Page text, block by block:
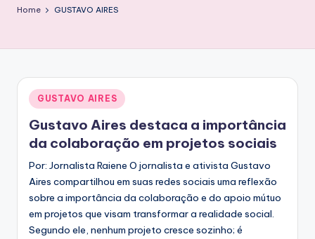
Home GUSTAVO AIRES
Posted
in
GUSTAVO AIRES
Gustavo Aires destaca a importância
da colaboração em projetos sociais
Por: Jornalista Raiene O jornalista e ativista Gustavo
Aires compartilhou em suas redes sociais uma reflexão
sobre a importância da colaboração e do apoio mútuo
em projetos que visam transformar a realidade social.
Segundo ele, nenhum projeto cresce sozinho; é